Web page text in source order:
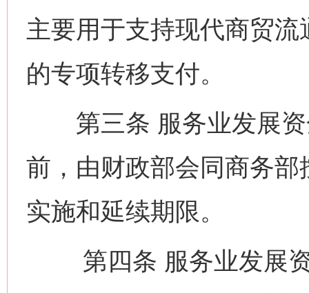
主要用于支持现代商贸
的专项转移支付。
第三条 服务业发展资
前，由财政部会同商务
实施和延续期限。
第四条 服务业发展资